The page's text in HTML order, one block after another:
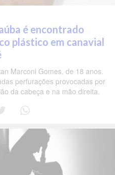
é encontrado
plástico em canavial
Marconi Gomes, de 18 anos.
perfurações provocadas por
da cabeça e na mão direita.